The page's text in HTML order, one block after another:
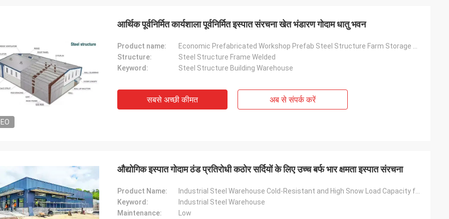
आर्थिक पूर्वनिर्मित कार्यशाला पूर्वनिर्मित इस्पात संरचना खेत भंडारण गोदाम धातु भवन
Product name:
Structure:
Steel Structure Frame Welded
Keyword:
Steel Structure Building Warehouse
सबसे अच्छी कीमत अब से संपर्क करें
औद्योगिक इस्पात गोदाम ठंड प्रतिरोधी कठोर सर्दियों के लिए उच्च बर्फ भार क्षमता इस्पात संरचना
Product Name:
Keyword:
Industrial Steel Warehouse
Maintenance:
Low